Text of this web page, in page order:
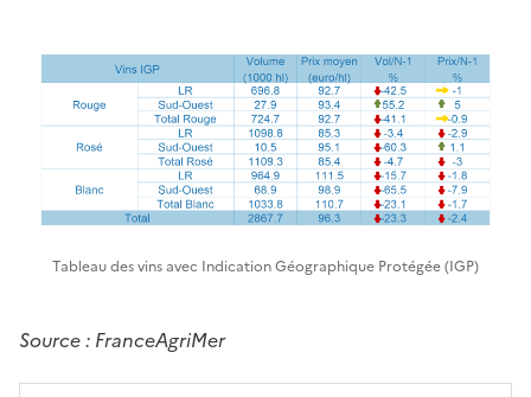
Tableau des vins avec Indication Géographique Protégée (IGP)
Source : FranceAgriMer